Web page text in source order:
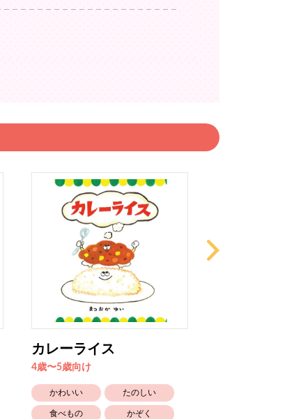
カレーライス
4歳〜5歳向け
かわいい たのしい
食べもの かぞく